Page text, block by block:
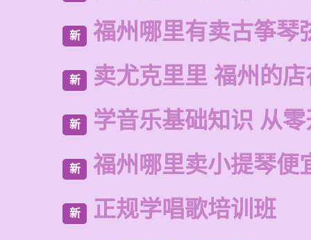
新 福州哪里有卖古筝琴
新 卖尤克里里 福州的
新 学音乐基础知识 从
新 福州哪里卖小提琴便
新 正规学唱歌培训班